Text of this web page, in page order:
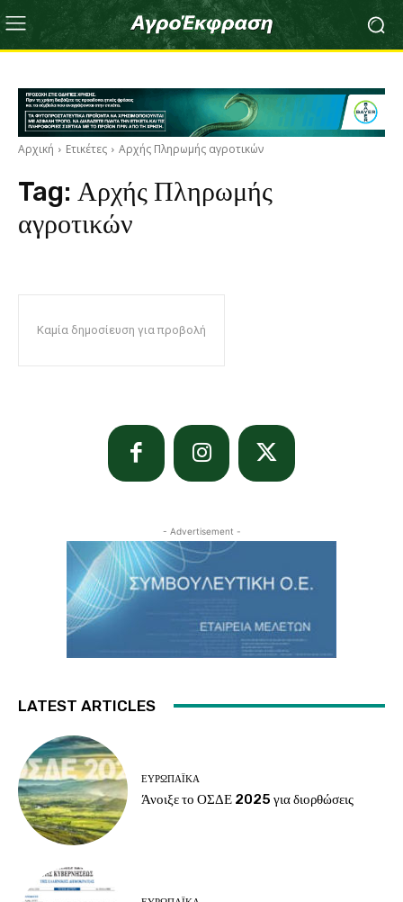
Αρχική Ετικέτες Αρχής Πληρωμής αγροτικών
Tag: Αρχής Πληρωμής
αγροτικών
Καμία δημοσίευση για προβολή
- Advertisement -
LATEST ARTICLES
ΕΥΡΩΠΑΪΚΆ
Άνοιξε το ΟΣΔΕ 2025 για διορθώσεις